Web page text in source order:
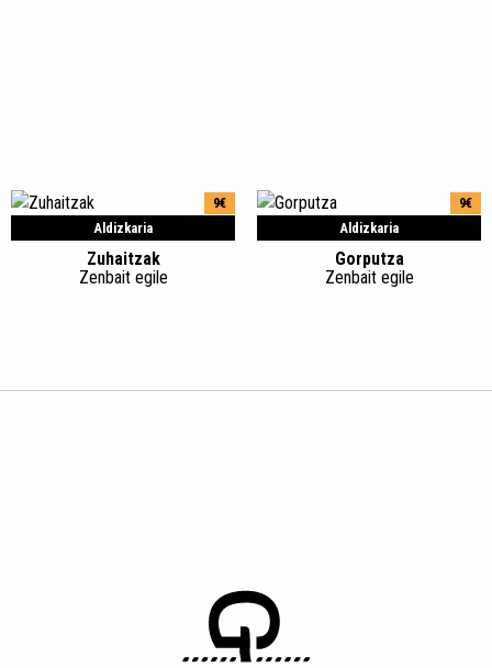
Aldizkaria
9€
Zuhaitzak
Zenbait egile
Aldizkaria
9€
Gorputza
Zenbait egile